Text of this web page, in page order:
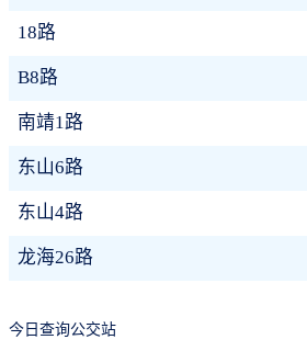
18路
B8路
南靖1路
东山6路
东山4路
龙海26路
今日查询公交站